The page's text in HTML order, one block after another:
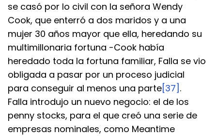
se casó por lo civil con la señora Wendy
Cook, que enterró a dos maridos y a una
mujer 30 años mayor que ella, heredando su
multimillonaria fortuna -Cook había
heredado toda la fortuna familiar, Falla se vio
obligada a pasar por un proceso judicial
para conseguir al menos una parte[37] .
Falla introdujo un nuevo negocio: el de los
penny stocks, para el que creó una serie de
empresas nominales, como Meantime